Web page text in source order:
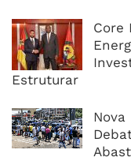
Core
Estruturar
Nova